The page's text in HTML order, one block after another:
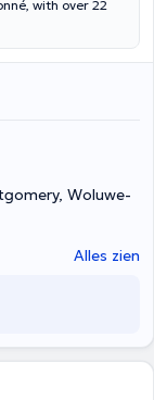
22
Woluwe-
Alles zien